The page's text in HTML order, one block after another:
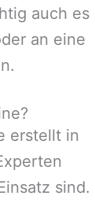
auch es
an eine
erstellt in
sind.